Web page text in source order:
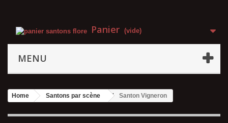
Panier (vide)
MENU
Home Santons par scène Santon Vigneron